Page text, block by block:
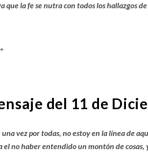
que la fe se nutra con todos los hallazgos
del 11 de
vez por todas, no estoy en la línea de
el no haber entendido un montón de